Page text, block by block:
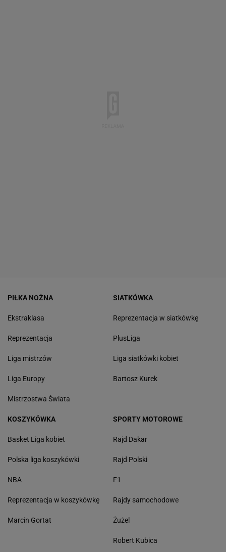
PIŁKA NOŻNA
Ekstraklasa
Reprezentacja
Liga mistrzów
Liga Europy
Mistrzostwa Świata
SIATKÓWKA
Reprezentacja w siatkówkę
PlusLiga
Liga siatkówki kobiet
Bartosz Kurek
KOSZYKÓWKA
Basket Liga kobiet
Polska liga koszykówki
NBA
Reprezentacja w koszykówkę
Marcin Gortat
SPORTY MOTOROWE
Rajd Dakar
Rajd Polski
F1
Rajdy samochodowe
Żużel
Robert Kubica